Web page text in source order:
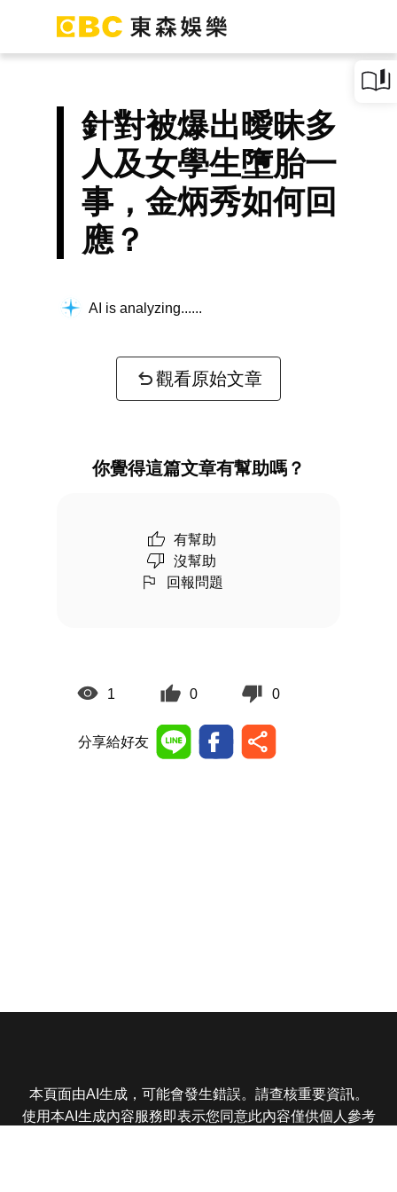
針對被爆出曖昧多
人及女學生墮胎一
事，金炳秀如何回
應？
AI is analyzing...
觀看原始文章
你覺得這篇文章有幫助嗎？
有幫助
沒幫助
回報問題
1 0 0
分享給好友
本頁面由AI生成，可能會發生錯誤。請查核重要資訊。
使用本AI生成內容服務即表示您同意此內容僅供個人參考